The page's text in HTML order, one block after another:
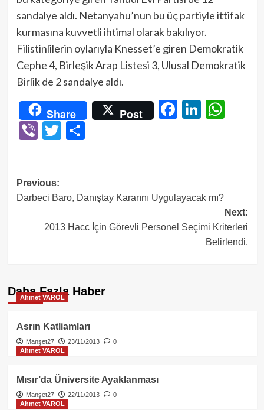
sandalye aldı. Netanyahu’nun bu üç partiyle ittifak
kurmasına kuvvetli ihtimal olarak bakılıyor.
Filistinlilerin oylarıyla Knesset’e giren Demokratik
Cephe 4, Birleşik Arap Listesi 3, Ulusal Demokratik
Birlik de 2 sandalye aldı.
Share Post Facebook
ViberTwitter
Share
Post
navigation
Previous:
Darbeci Baro, Danıştay Kararını Uygulayacak mı?
Next:
2013 Hacc İçin Görevli Personel Seçimi Kriterleri
Belirlendi.
Daha Fazla Haber
Ahmet VAROL
Asrın Katliamları
Manşet27 23/11/2013
0
Ahmet VAROL
Mısır’da Üniversite Ayaklanması
Manşet27 22/11/2013
0
Ahmet VAROL